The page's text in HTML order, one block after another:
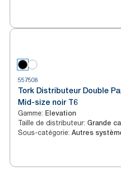
557508
Tork Distributeur Double
Mid-size noir T6
Gamme: Elevation
Taille de distributeur: Grande
Sous-catégorie: Autres